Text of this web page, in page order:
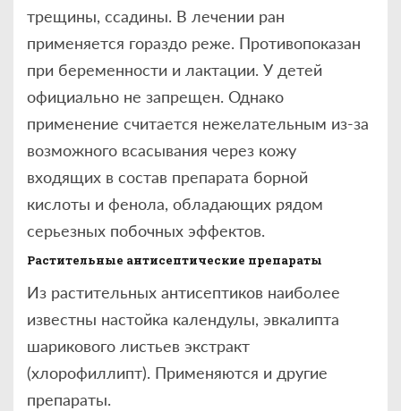
трещины, ссадины. В лечении ран
применяется гораздо реже. Противопоказан
при беременности и лактации. У детей
официально не запрещен. Однако
применение считается нежелательным из-за
возможного всасывания через кожу
входящих в состав препарата борной
кислоты и фенола, обладающих рядом
серьезных побочных эффектов.
Растительные антисептические препараты
Из растительных антисептиков наиболее
известны настойка календулы, эвкалипта
шарикового листьев экстракт
(хлорофиллипт). Применяются и другие
препараты.